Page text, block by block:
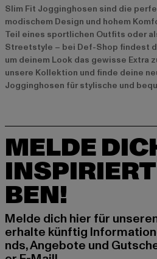
Slim Fit Jogginghosen sind die
modischem Design und hohem
Teil eines sportlichen Outfits oder
Streetstyle – bei Def-Shop findest
um deinem Look das gewisse Extra
unsere Kollektion und finde deine
Jogginghosen für stylische und
MELDE
BEN!
Melde dich hier für
erhalte künftig
nds, Angebote und